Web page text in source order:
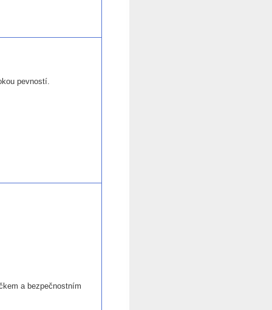
pevností.
a bezpečnostním